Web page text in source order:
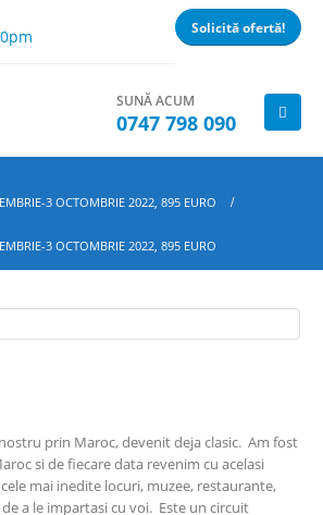
Solicită ofertă!
SUNĂ ACUM
0747 798 090
3 OCTOMBRIE 2022, 895 EURO
3 OCTOMBRIE 2022, 895 EURO
prin Maroc, devenit deja clasic. Am fost
si de fiecare data revenim cu acelasi
mai inedite locuri, muzee, restaurante,
a le impartasi cu voi. Este un circuit